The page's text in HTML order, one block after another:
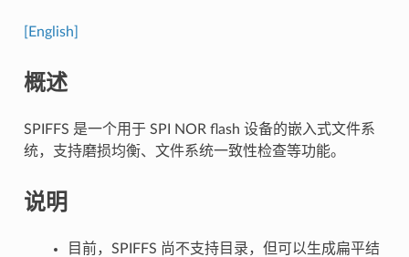
[English]
概述
SPIFFS 是一个用于 SPI NOR flash 设备的嵌入式文件系
统，支持磨损均衡、文件系统一致性检查等功能。
说明
目前，SPIFFS 尚不支持目录，但可以生成扁平结